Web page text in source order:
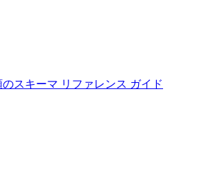
スキーマ リファレンス ガイド